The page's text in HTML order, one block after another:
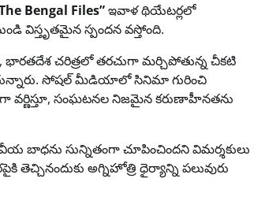
Bengal Files”ఇవాళ థియేటర్లలో
విస్తృతమైన స్పందన వస్తోంది.
భారతదేశ చరిత్రలో తరచుగా మర్చిపోతున్న చీకటి
సోషల్ మీడియాలో సినిమా గురించి
వర్ణిస్తూ, సంఘటనల నిజమైన కరుణాహీనతను
సున్నితంగా చూపించిందని విమర్శకులు
అగ్నిహోత్రి ధైర్యాన్ని పలువురు